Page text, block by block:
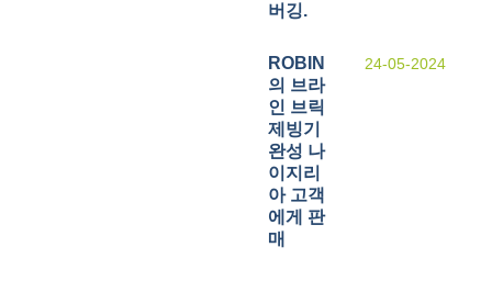
버깅.
24-05-2024
ROBIN
의 브라
인 브릭
제빙기
완성 나
이지리
아 고객
에게 판
매